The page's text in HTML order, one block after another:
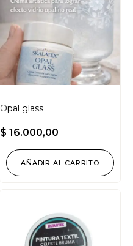
Opal glass
$ 16.000,00
AÑADIR AL CARRITO